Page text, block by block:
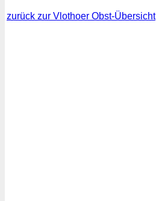
zurück zur Vlothoer Obst-Übersicht